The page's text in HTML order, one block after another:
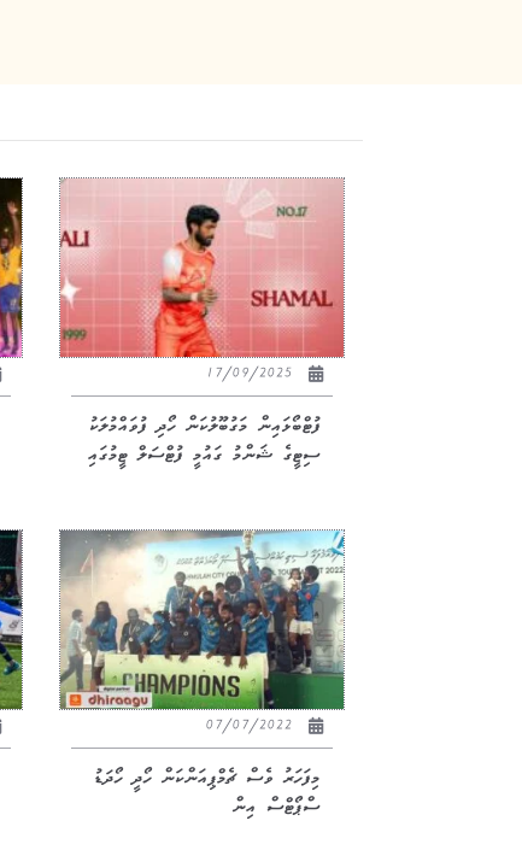
ފުޓްބޯޅައިން މަގުބޫލުކަން ހޯދި ފުވައްމުލަކު
ސިޓީގެ ޝަންމު ގައުމީ ފުޓްސަލް ޓީމުގައި
07/07/2022
މިފަހަރު ވެސް ޗެމްޕިއަންކަން ހޯދީ ހޯދަޑު
ސްޕޯޓްސް އިން